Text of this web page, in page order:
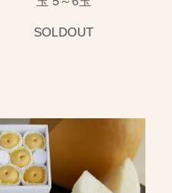
SOLDOUT